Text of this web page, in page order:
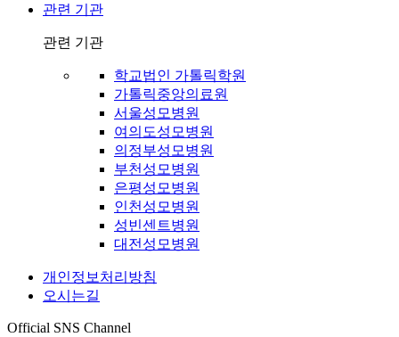
관련 기관
관련 기관
학교법인 가톨릭학원
가톨릭중앙의료원
서울성모병원
여의도성모병원
의정부성모병원
부천성모병원
은평성모병원
인천성모병원
성빈센트병원
대전성모병원
개인정보처리방침
오시는길
Official SNS Channel